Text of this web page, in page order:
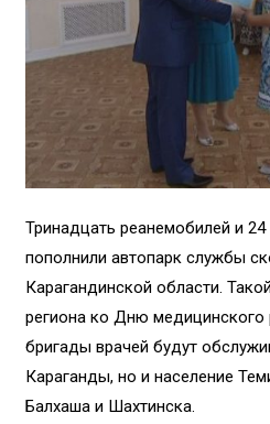
Тринадцать реанемобилей и
пополнили автопарк службы
Карагандинской области.
региона ко Дню медицинского
бригады врачей будут
Караганды, но и население
Балхаша и Шахтинска.